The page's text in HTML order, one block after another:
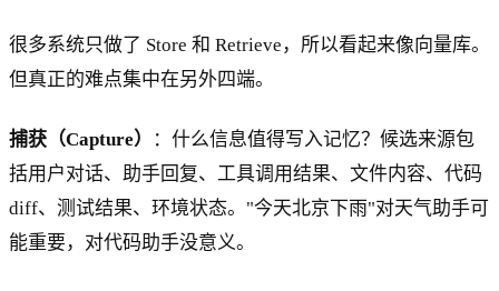
很多系统只做了 Store 和 Retrieve，所以看起来像向量库。
但真正的难点集中在另外四端。
捕获（Capture）
：什么信息值得写入记忆？候选来源包
括用户对话、助手回复、工具调用结果、文件内容、代码
diff、测试结果、环境状态。"今天北京下雨"对天气助手可
能重要，对代码助手没意义。